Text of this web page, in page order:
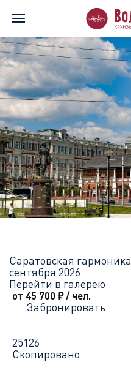
Саратовская гармоника
сентября 2026
Перейти в галерею
от 45 700 ₽/ чел.
Забронировать
25126
Скопировано